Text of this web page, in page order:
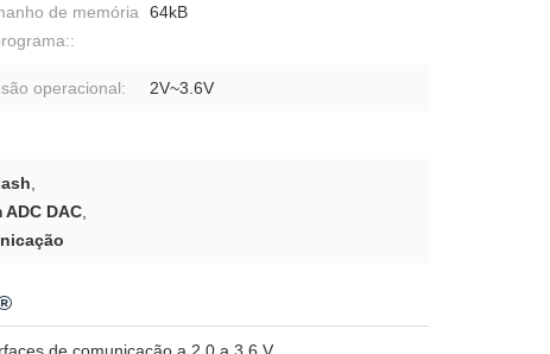
de memória
64kB
operacional: 2V~3.6V
DAC
de comunicação a 2,0 a 3,6 V